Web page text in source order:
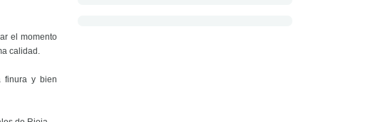
el momento
calidad.
finura y bien